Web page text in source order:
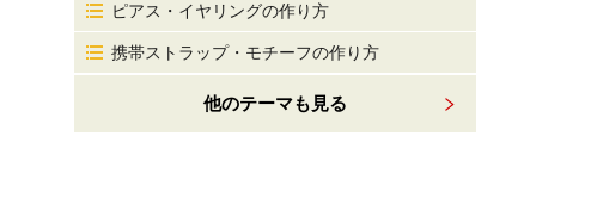
ピアス・イヤリングの作り方
携帯ストラップ・モチーフの作り方
他のテーマも見る